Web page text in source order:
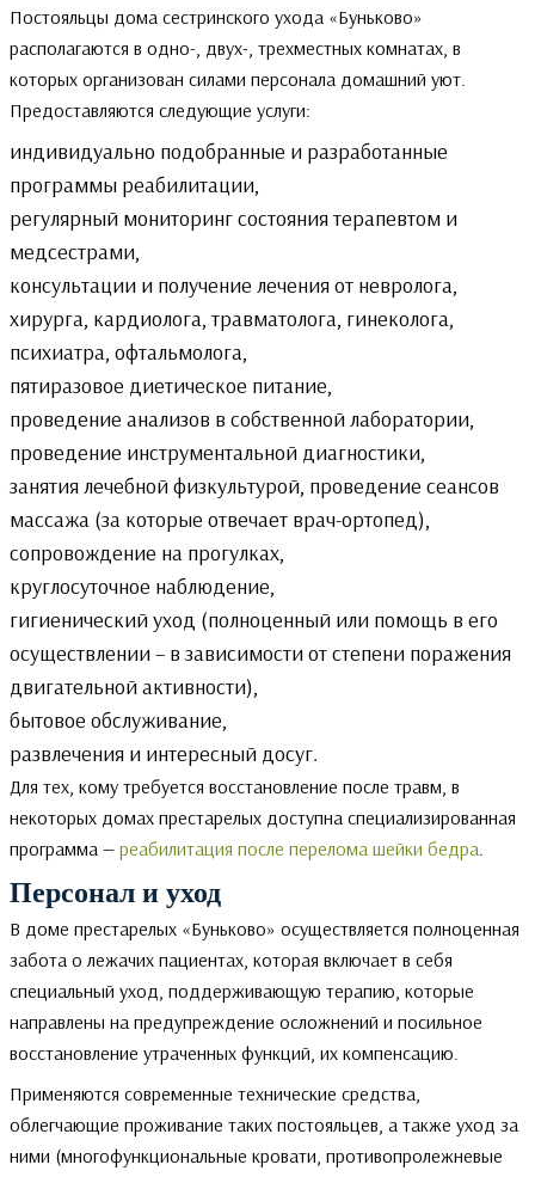
Постояльцы дома сестринского ухода «Буньково»
располагаются в одно-, двух-, трехместных комнатах, в
которых организован силами персонала домашний уют.
Предоставляются следующие услуги:
индивидуально подобранные и разработанные
программы реабилитации,
регулярный мониторинг состояния терапевтом и
медсестрами,
консультации и получение лечения от невролога,
хирурга, кардиолога, травматолога, гинеколога,
психиатра, офтальмолога,
пятиразовое диетическое питание,
проведение анализов в собственной лаборатории,
проведение инструментальной диагностики,
занятия лечебной физкультурой, проведение сеансов
массажа (за которые отвечает врач-ортопед),
сопровождение на прогулках,
круглосуточное наблюдение,
гигиенический уход (полноценный или помощь в его
осуществлении – в зависимости от степени поражения
двигательной активности),
бытовое обслуживание,
развлечения и интересный досуг.
Для тех, кому требуется восстановление после травм, в
некоторых домах престарелых доступна специализированная
программа — реабилитация после перелома шейки бедра
Персонал и уход
В доме престарелых «Буньково» осуществляется полноценная
забота о лежачих пациентах, которая включает в себя
специальный уход, поддерживающую терапию, которые
направлены на предупреждение осложнений и посильное
восстановление утраченных функций, их компенсацию.
Применяются современные технические средства,
облегчающие проживание таких постояльцев, а также уход за
ними (многофункциональные кровати, противопролежневые